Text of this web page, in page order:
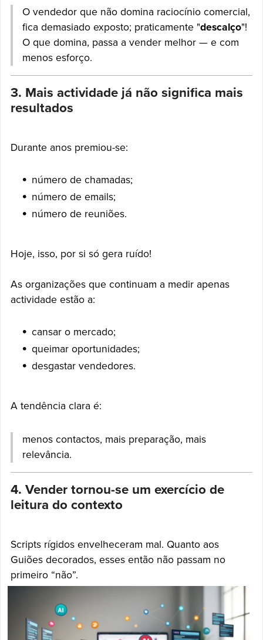
O vendedor que não domina raciocínio comercial,
fica demasiado exposto; praticamente "descalço"!
O que domina, passa a vender melhor — e com
menos esforço.
3. Mais actividade já não significa mais
resultados
Durante anos premiou-se:
número de chamadas;
número de emails;
número de reuniões.
Hoje, isso, por si só gera ruído!
As organizações que continuam a medir apenas
actividade estão a:
cansar o mercado;
queimar oportunidades;
desgastar vendedores.
A tendência clara é:
menos contactos, mais preparação, mais
relevância.
4. Vender tornou-se um exercício de
leitura do contexto
Scripts rígidos envelheceram mal. Quanto aos
Guiões decorados, esses então não passam no
primeiro “não”.